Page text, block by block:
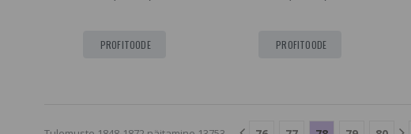
PROFITOODE PROFITOODE